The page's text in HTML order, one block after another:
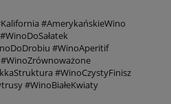
#AmerykańskieWino
#WinoAperitif
#WinoCzystyFinisz
#WinoBiałeKwiaty